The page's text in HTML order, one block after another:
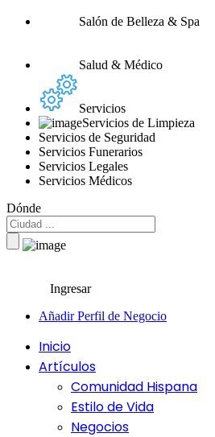
Salón de Belleza & Spa
Salud & Médico
Servicios
Servicios de Limpieza
Servicios de Seguridad
Servicios Funerarios
Servicios Legales
Servicios Médicos
Dónde
Ingresar
Añadir Perfil de Negocio
Inicio
Artículos
Comunidad Hispana
Estilo de Vida
Negocios